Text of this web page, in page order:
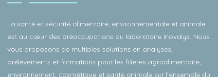
La santé et sécurité alimentaire, environnementale et animale
est au cœur des préoccupations du laboratoire Inovalys. Nous
vous proposons de multiples solutions en analyses,
prélèvements et formations pour les filières agroalimentaire,
environnement, cosmétique et santé animale sur l'ensemble du